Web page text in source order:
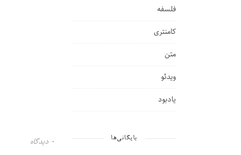
۰ دیدگاه
فلسفه
کامنتری
متن
ویدئو
یادبود
بایگانی‌ها